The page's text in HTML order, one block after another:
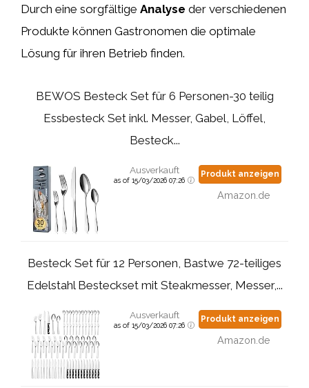
Durch eine sorgfältige Analyse der verschiedenen
Produkte können Gastronomen die optimale
Lösung für ihren Betrieb finden.
BEWOS Besteck Set für 6 Personen-30 teilig
Essbesteck Set inkl. Messer, Gabel, Löffel,
Besteck...
Ausverkauft
as of 15/03/2026 07:26
Produkt anzeigen
Amazon.de
Besteck Set für 12 Personen, Bastwe 72-teiliges
Edelstahl Besteckset mit Steakmesser, Messer,...
Ausverkauft
as of 15/03/2026 07:26
Produkt anzeigen
Amazon.de